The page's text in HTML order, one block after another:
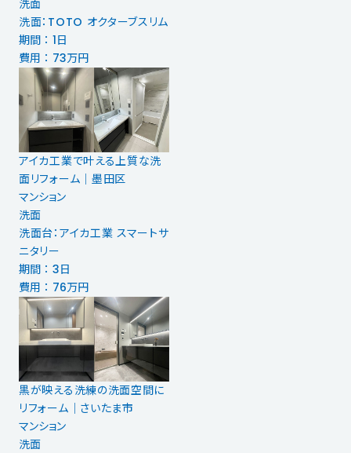
洗面
洗面：TOTO オクターブスリム
期間 ： 1日
費用 ： 73万円
アイカ工業で叶える上質な洗
面リフォーム｜墨田区
マンション
洗面
洗面台：アイカ工業 スマートサ
ニタリー
期間 ： 3日
費用 ： 76万円
黒が映える洗練の洗面空間に
リフォーム｜さいたま市
マンション
洗面